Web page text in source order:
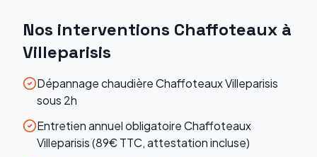
Nos interventions Chaffoteaux à
Villeparisis
Dépannage chaudière Chaffoteaux Villeparisis
sous 2h
Entretien annuel obligatoire Chaffoteaux
Villeparisis (89€ TTC, attestation incluse)